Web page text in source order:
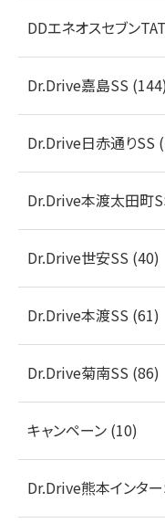
DDエネオスセブン
Dr.Drive嘉島SS
Dr.Drive日赤通りSS
Dr.Drive本渡太田町
Dr.Drive世安SS (40)
Dr.Drive本渡SS (61)
Dr.Drive菊南SS (86)
キャンペーン (10)
Dr.Drive熊本インタ